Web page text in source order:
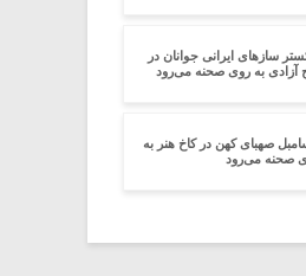
سازهای ایرانی جوانان در
آزادی به روی صحنه می‌رود
صهبای کهن در کاخ هنر به
صحنه می‌رود